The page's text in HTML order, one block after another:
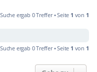
ergab 0 Treffer • Seite 1 von 1
ergab 0 Treffer • Seite 1 von 1